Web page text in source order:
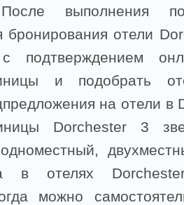
После выполнения
бронирования отели
подтверждением
и подобрать
на отели в
Dorchester 3
в отелях
можно